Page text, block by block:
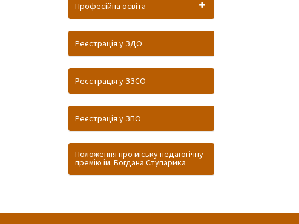
Професійна освіта
Реєстрація у ЗДО
Реєстрація у ЗЗСО
Реєстрація у ЗПО
Положення про міську педагогічну
премію ім. Богдана Ступарика